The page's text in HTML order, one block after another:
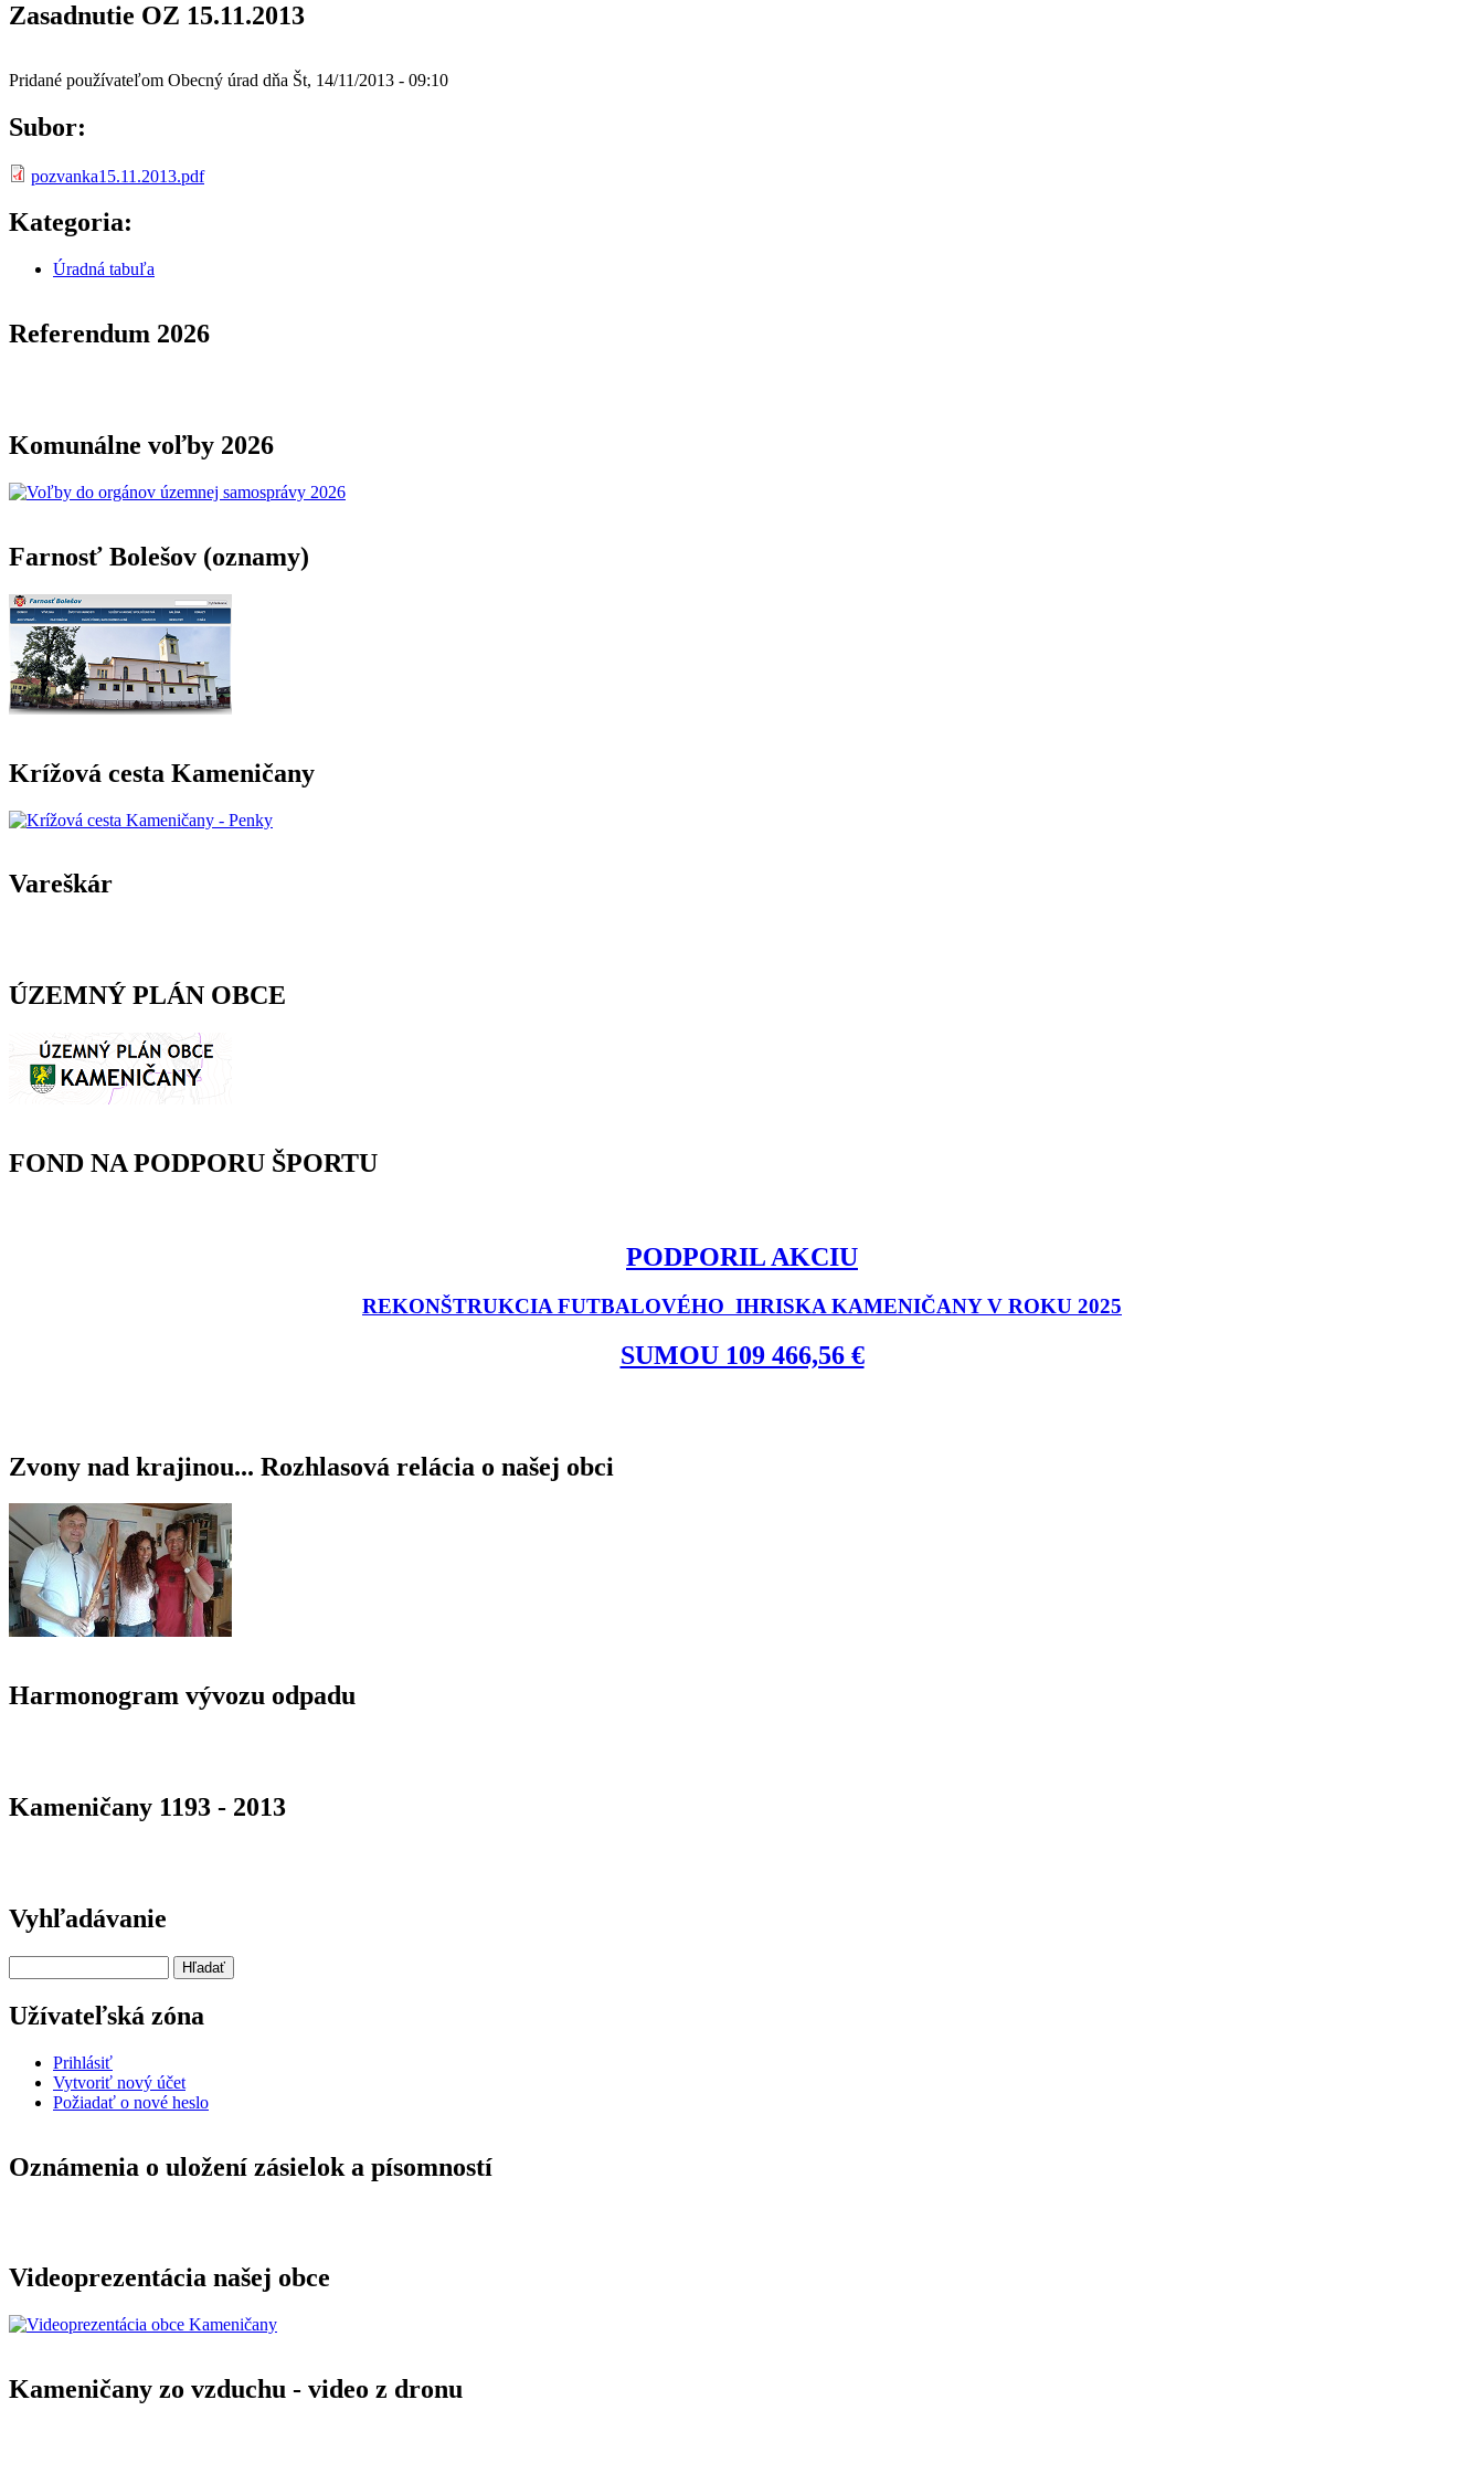
Zasadnutie OZ 15.11.2013
Pridané používateľom Obecný úrad dňa Št, 14/11/2013 - 09:10
Subor:
pozvanka15.11.2013.pdf
Kategoria:
Úradná tabuľa
Referendum 2026
Komunálne voľby 2026
Farnosť Bolešov (oznamy)
Krížová cesta Kameničany
Vareškár
ÚZEMNÝ PLÁN OBCE
FOND NA PODPORU ŠPORTU
PODPORIL AKCIU
REKONŠTRUKCIA FUTBALOVÉHO IHRISKA KAMENIČANY V ROKU 2025
SUMOU 109 466,56 €
Zvony nad krajinou... Rozhlasová relácia o našej obci
Harmonogram vývozu odpadu
Kameničany 1193 - 2013
Vyhľadávanie
Užívateľská zóna
Prihlásiť
Vytvoriť nový účet
Požiadať o nové heslo
Oznámenia o uložení zásielok a písomností
Videoprezentácia našej obce
Kameničany zo vzduchu - video z dronu